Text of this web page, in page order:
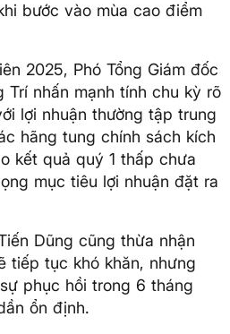
bước vào mùa cao điểm
2025, Phó Tổng Giám đốc
Trí nhấn mạnh tính chu kỳ rõ
lợi nhuận thường tập trung
hãng tung chính sách kích
kết quả quý 1 thấp chưa
mục tiêu lợi nhuận đặt ra
Dũng cũng thừa nhận
tiếp tục khó khăn, nhưng
phục hồi trong 6 tháng
ổn định.